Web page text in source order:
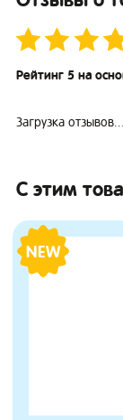
Рейтинг 5 на
Загрузка отзывов...
С этим
NEW